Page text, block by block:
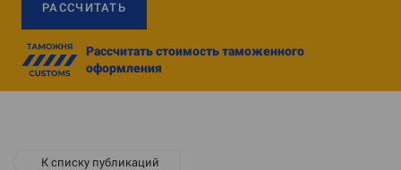
РАССЧИТАТЬ
Рассчитать стоимость таможенного
оформления
К списку публикаций